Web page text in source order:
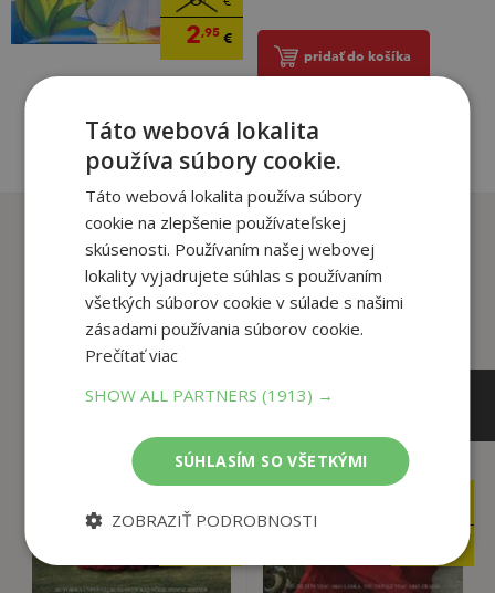
2,95€
pridať do košíka
Zákazníci, ktorí si kúpili
tento titul si tiež kúpili
24
Táto webová lokalita
používa súbory cookie.
Táto webová lokalita používa súbory
cookie na zlepšenie používateľskej
skúsenosti. Používaním našej webovej
lokality vyjadrujete súhlas s používaním
všetkých súborov cookie v súlade s našimi
zásadami používania súborov cookie.
Prečítať viac
SHOW ALL PARTNERS(1913) →
SÚHLASÍM SO VŠETKÝMI
ZOBRAZIŤ PODROBNOSTI